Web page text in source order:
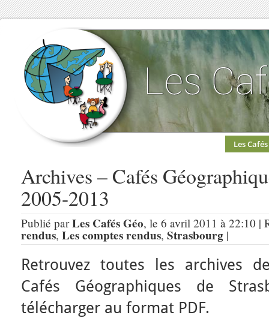
Les Cafés
Archives – Cafés
2005-2013
Publié parLes Cafés Géo, le 6 avril 2011 à 22:10 |
rendus, Les comptes rendus, Strasbourg |
Retrouvez toutes les archives
Cafés Géographiques de
télécharger au format PDF.